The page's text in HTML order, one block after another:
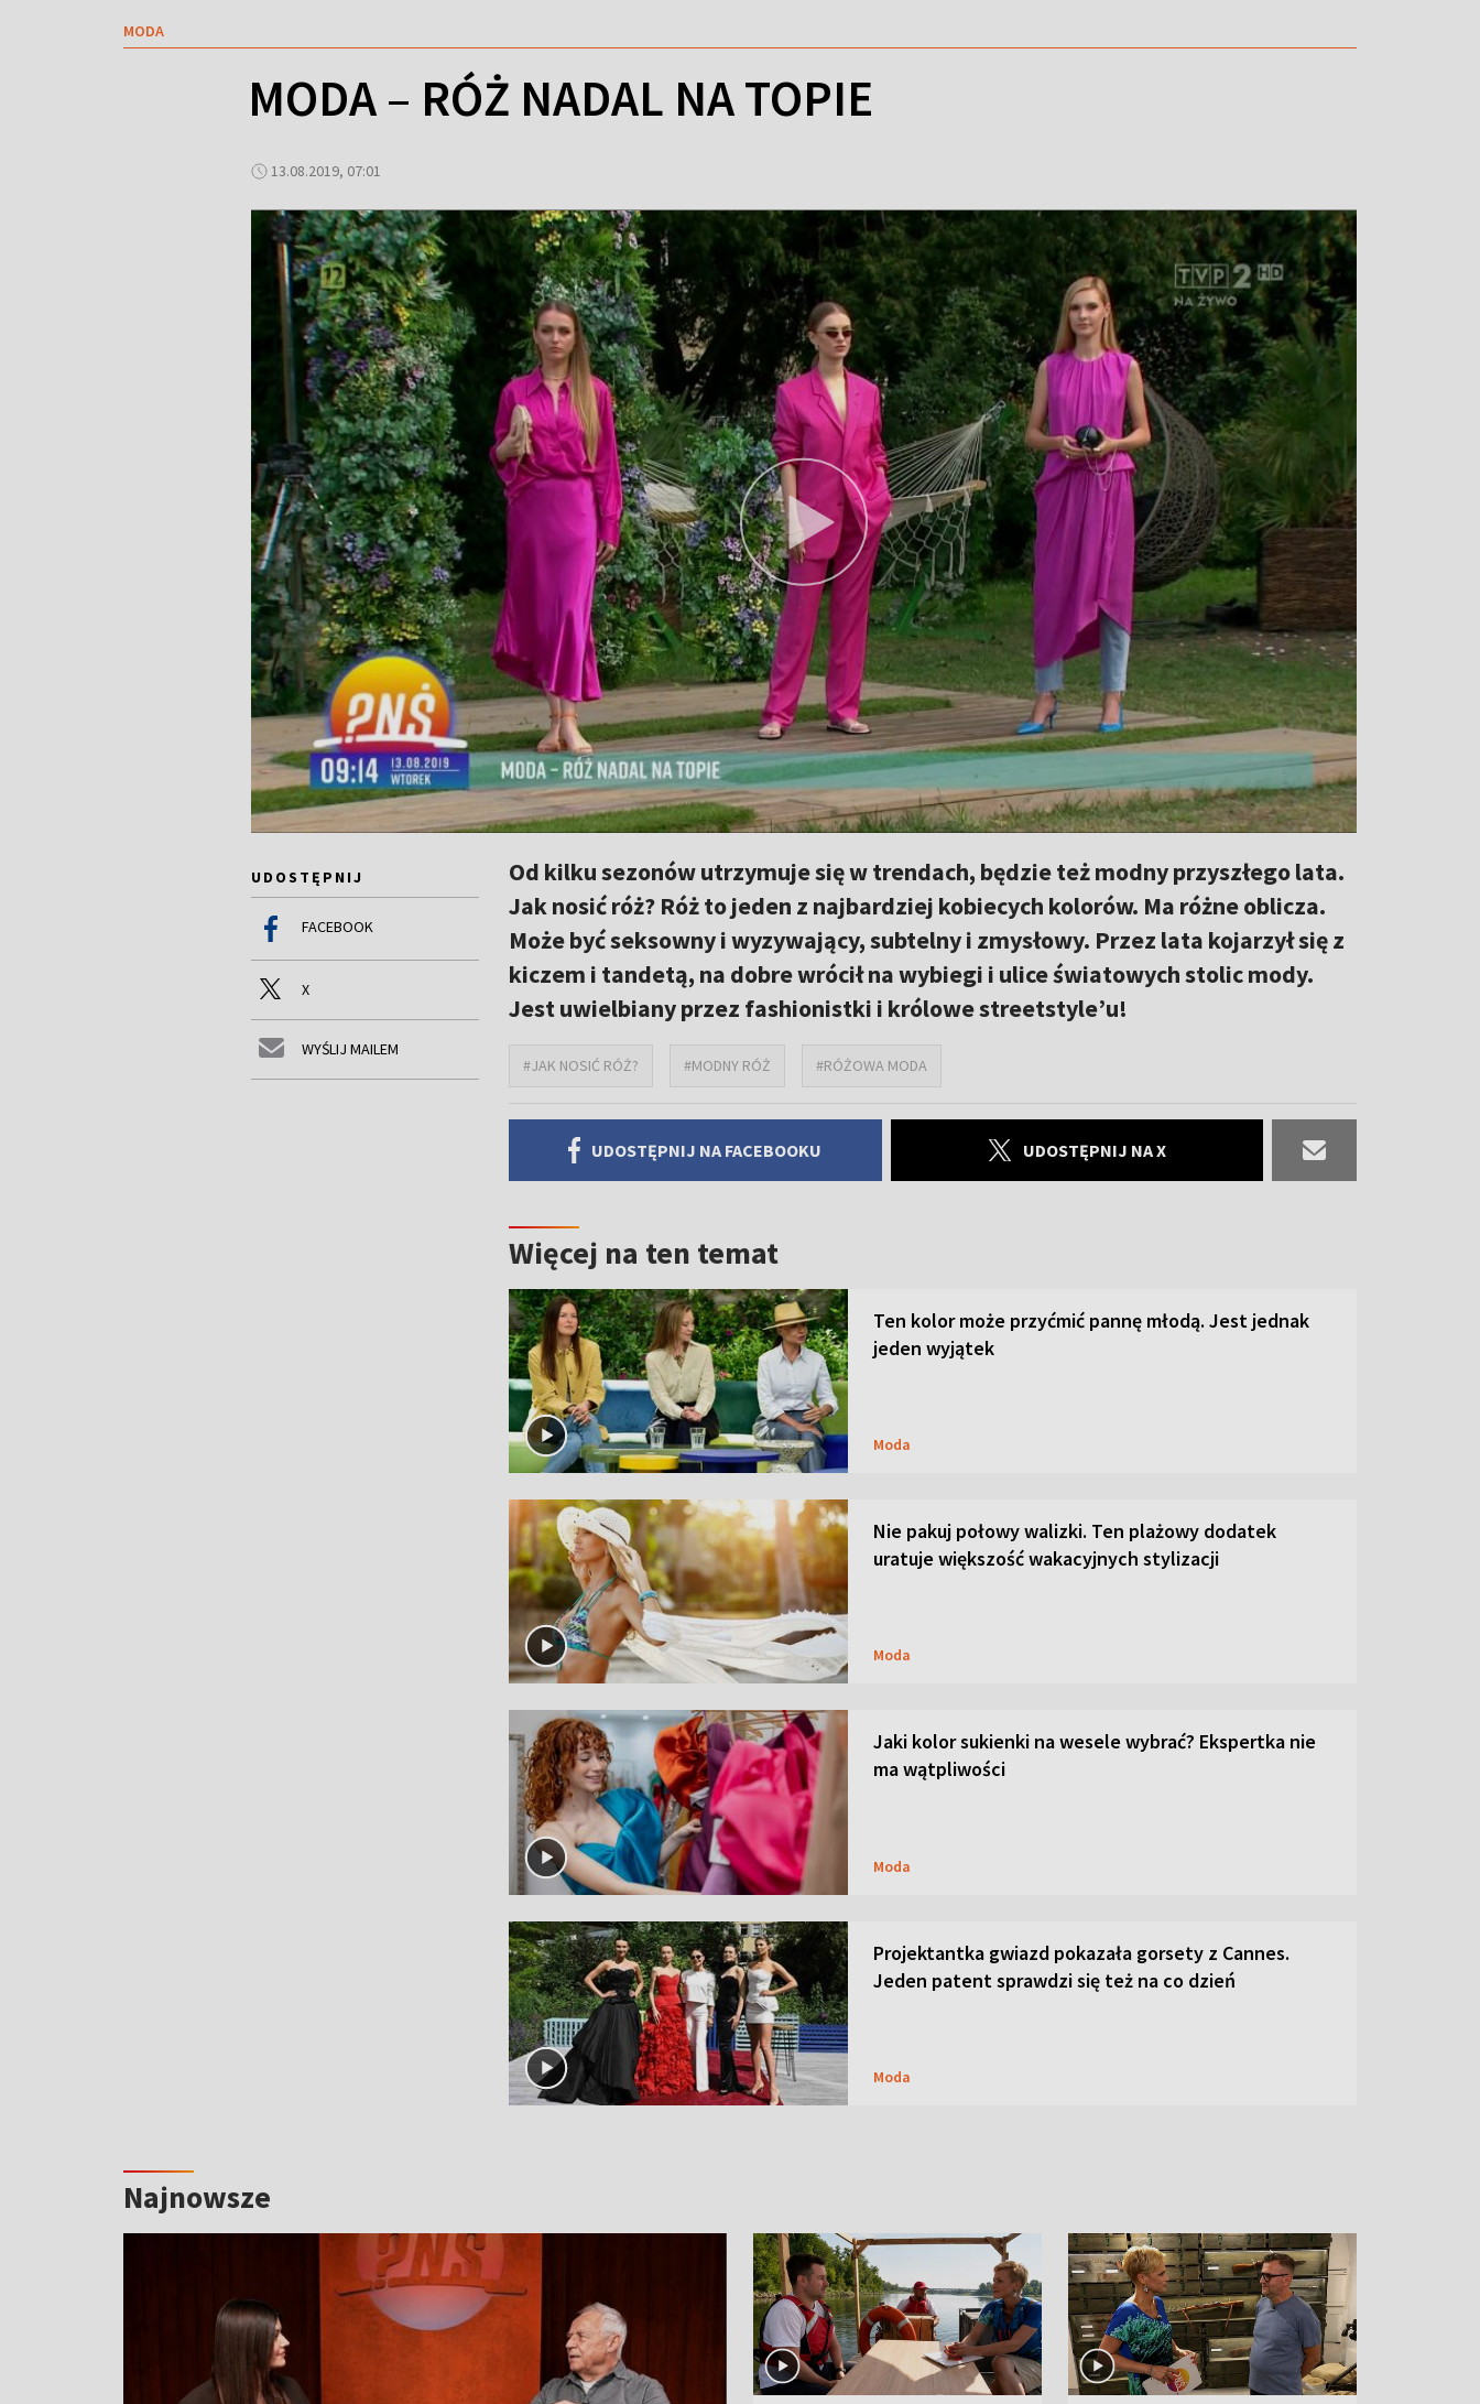
MODA
MODA – RÓŻ NADAL NA TOPIE
13.08.2019, 07:01
UDOSTĘPNIJ
FACEBOOK
X
WYŚLIJ MAILEM
Od kilku sezonów utrzymuje się w trendach, będzie też modny przyszłego lata.
Jak nosić róż? Róż to jeden z najbardziej kobiecych kolorów. Ma różne oblicza.
Może być seksowny i wyzywający, subtelny i zmysłowy. Przez lata kojarzył się z
kiczem i tandetą, na dobre wrócił na wybiegi i ulice światowych stolic mody.
Jest uwielbiany przez fashionistki i królowe streetstyle’u!
#JAK NOSIĆ RÓŻ? #MODNY RÓŻ #RÓŻOWA MODA
UDOSTĘPNIJ NA FACEBOOKU UDOSTĘPNIJ NA X
Więcej na ten temat
Ten kolor może przyćmić pannę młodą. Jest jednak
jeden wyjątek
Moda
Nie pakuj połowy walizki. Ten plażowy dodatek
uratuje większość wakacyjnych stylizacji
Moda
Jaki kolor sukienki na wesele wybrać? Ekspertka nie
ma wątpliwości
Moda
Projektantka gwiazd pokazała gorsety z Cannes.
Jeden patent sprawdzi się też na co dzień
Moda
Najnowsze